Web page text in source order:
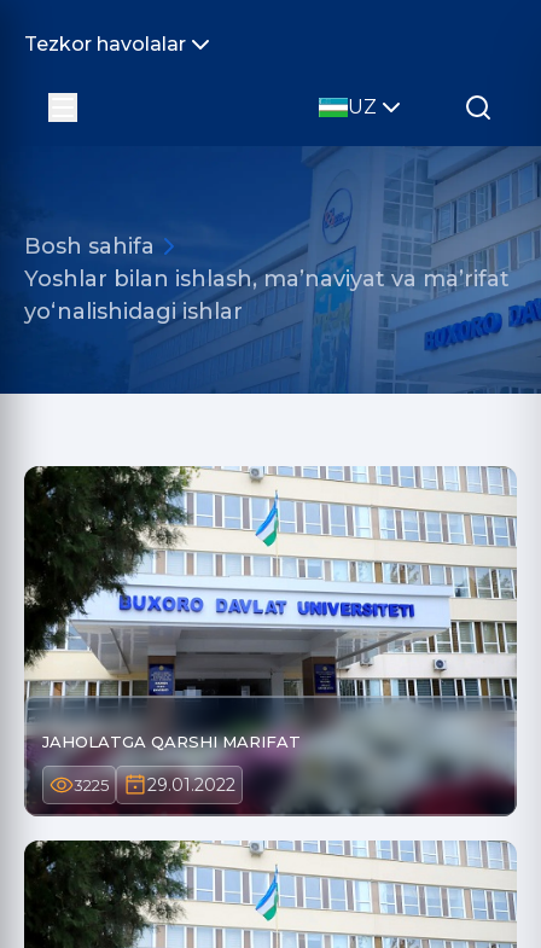
Tezkor havolalar
UZ
Bosh sahifa
Yoshlar bilan ishlash, ma’naviyat va ma’rifat
yo‘nalishidagi ishlar
JAHOLATGA QARSHI MARIFAT
3225 29.01.2022